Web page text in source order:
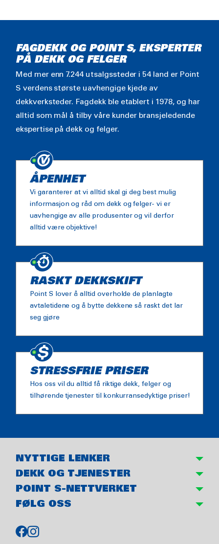
FAGDEKK OG POINT S, EKSPERTER
PÅ DEKK OG FELGER
Med mer enn 7.244 utsalgssteder i 54 land er Point
S verdens største uavhengige kjede av
dekkverksteder. Fagdekk ble etablert i 1978, og har
alltid som mål å tilby våre kunder bransjeledende
ekspertise på dekk og felger.
ÅPENHET
Vi garanterer at vi alltid skal gi deg best mulig
informasjon og råd om dekk og felger- vi er
uavhengige av alle produsenter og vil derfor
alltid være objektive!
RASKT DEKKSKIFT
Point S lover å alltid overholde de planlagte
avtaletidene og å bytte dekkene så raskt det lar
seg gjøre
STRESSFRIE PRISER
Hos oss vil du alltid få riktige dekk, felger og
tilhørende tjenester til konkurransedyktige priser!
NYTTIGE LENKER
DEKK OG TJENESTER
POINT S-NETTVERKET
FØLG OSS